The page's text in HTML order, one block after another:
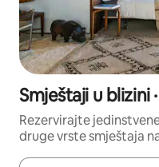
Smještaji u blizini
Rezervirajte
druge vrste smještaja